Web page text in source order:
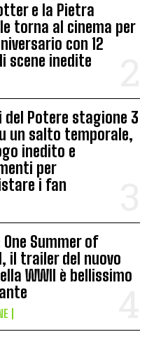
e la Pietra
torna al cinema per
con 12
scene inedite
del Potere stagione 3
un salto temporale,
inedito e
per
i fan
One Summer of
il trailer del nuovo
WWII è bellissimo